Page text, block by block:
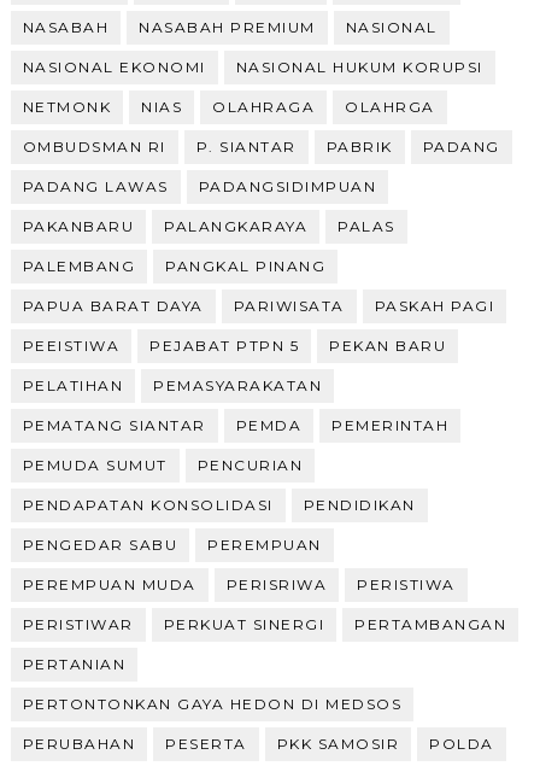
NASABAH NASABAH PREMIUM NASIONAL
NASIONAL EKONOMI NASIONAL HUKUM KORUPSI
NETMONK NIAS OLAHRAGA OLAHRGA
OMBUDSMAN RI P. SIANTAR PABRIK PADANG
PADANG LAWAS PADANGSIDIMPUAN
PAKANBARU PALANGKARAYA PALAS
PALEMBANG PANGKAL PINANG
PAPUA BARAT DAYA PARIWISATA PASKAH PAGI
PEEISTIWA PEJABAT PTPN 5 PEKAN BARU
PELATIHAN PEMASYARAKATAN
PEMATANG SIANTAR PEMDA PEMERINTAH
PEMUDA SUMUT PENCURIAN
PENDAPATAN KONSOLIDASI PENDIDIKAN
PENGEDAR SABU PEREMPUAN
PEREMPUAN MUDA PERISRIWA PERISTIWA
PERISTIWAR PERKUAT SINERGI PERTAMBANGAN
PERTANIAN
PERTONTONKAN GAYA HEDON DI MEDSOS
PERUBAHAN PESERTA PKK SAMOSIR POLDA